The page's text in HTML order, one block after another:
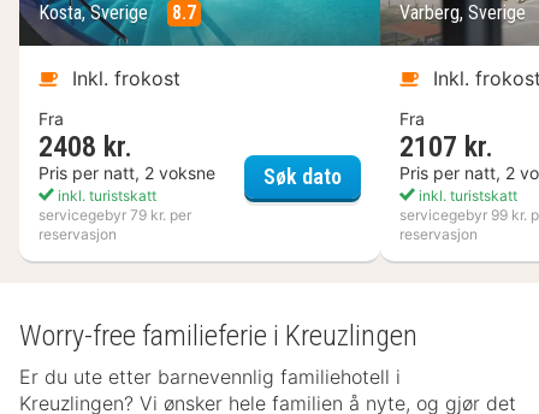
Kosta, Sverige 8.7
Inkl. frokost
Fra
2408 kr.
Pris per natt, 2 voksne
inkl. turistskatt
servicegebyr 79 kr. per
reservasjon
Søk datoKosta Boda Art Hotel
Varberg, Sverige
Inkl.
Fra
2107 kr.
Pris per natt, 2
inkl. turistskatt
servicegebyr 99 kr.
reservasjon
Worry-free familieferie i Kreuzlingen
Er du ute etter barnevennlig familiehotell i
Kreuzlingen? Vi ønsker hele familien å nyte, og gjør det